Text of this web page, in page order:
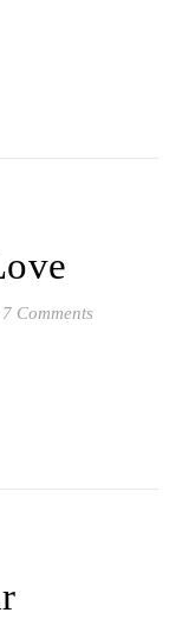
7 Comments